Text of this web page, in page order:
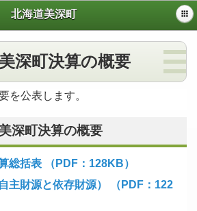
北海道美深町
深町決算の概要
を公表します。
深町決算の概要
総括表 （PDF：128KB）
主財源と依存財源） （PDF：122